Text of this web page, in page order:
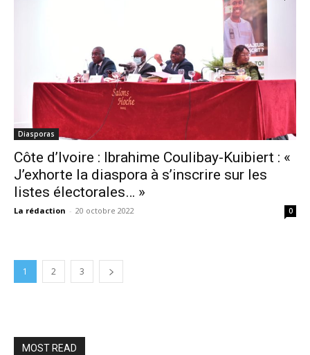
Diasporas
Côte d’Ivoire : Ibrahime Coulibay-Kuibiert : «
J’exhorte la diaspora à s’inscrire sur les
listes électorales… »
La rédaction - 20 octobre 2022 0
1 2 3
MOST READ